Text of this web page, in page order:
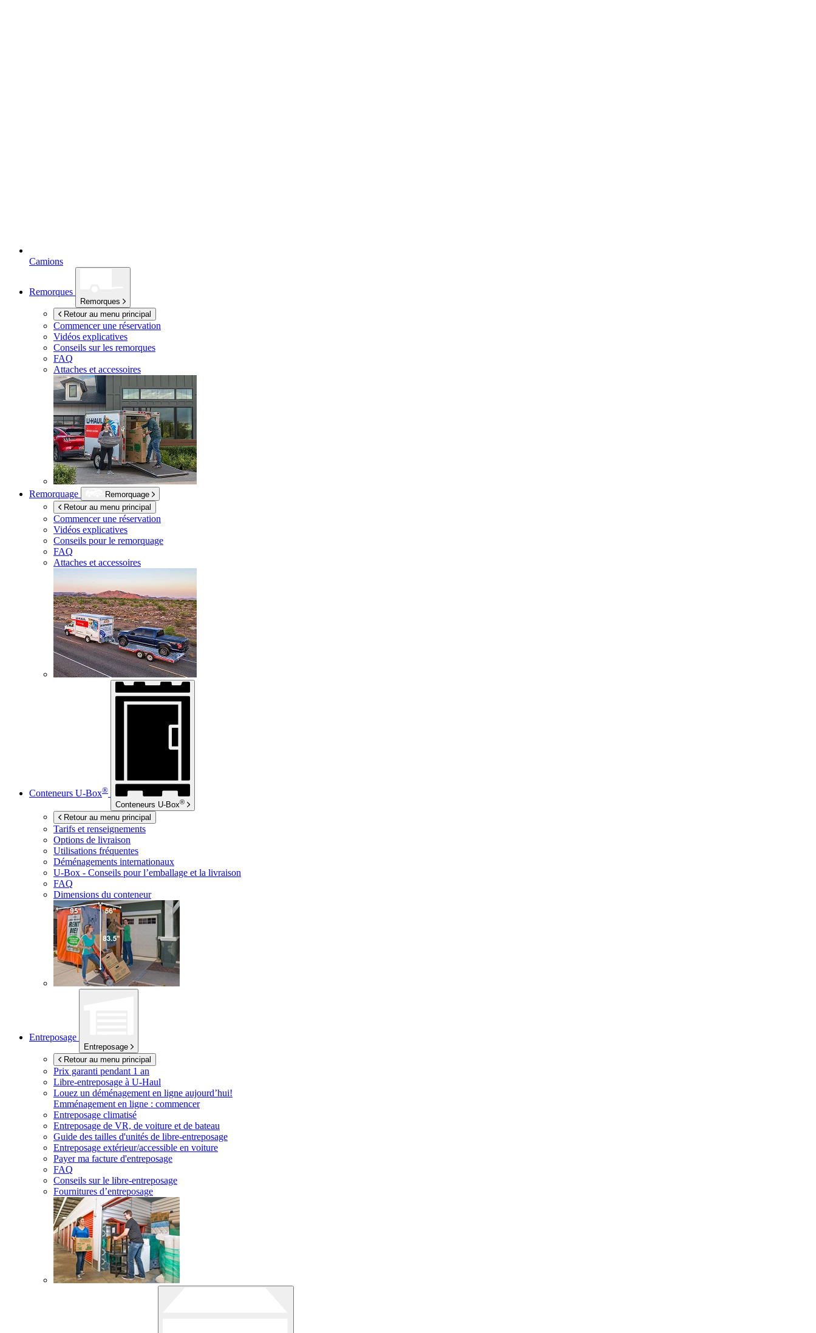
Camions
Remorques
Remorques
Retour au menu principal
Commencer une réservation
Vidéos explicatives
Conseils sur les remorques
FAQ
Attaches et accessoires
Remorquage
Remorquage
Retour au menu principal
Commencer une réservation
Vidéos explicatives
Conseils pour le remorquage
FAQ
Attaches et accessoires
Conteneurs U-Box®
Conteneurs U-Box®
Retour au menu principal
Tarifs et renseignements
Options de livraison
Utilisations fréquentes
Déménagements internationaux
U-Box - Conseils pour l’emballage et la livraison
FAQ
Dimensions du conteneur
Entreposage
Entreposage
Retour au menu principal
Prix garanti pendant 1 an
Libre-entreposage à U-Haul
Louez un déménagement en ligne aujourd’hui!
Emménagement en ligne : commencer
Entreposage climatisé
Entreposage de VR, de voiture et de bateau
Guide des tailles d'unités de libre-entreposage
Entreposage extérieur/accessible en voiture
Payer ma facture d'entreposage
FAQ
Conseils sur le libre-entreposage
Fournitures d’entreposage